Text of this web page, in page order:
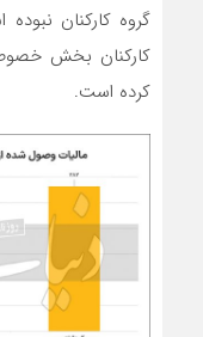
گروه کارکنان
کرده است.